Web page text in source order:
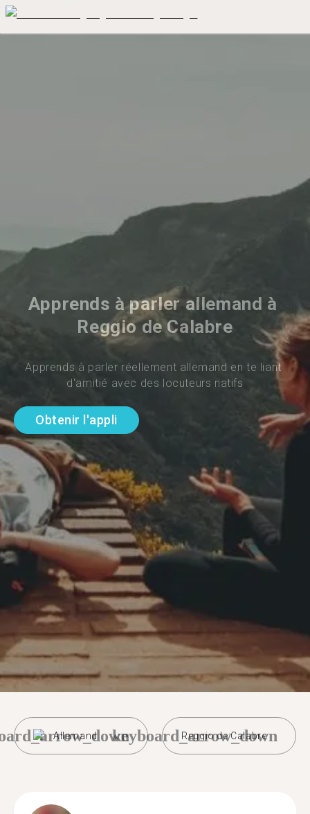
Apprends à parler allemand à
Reggio de Calabre
Apprends à parler réellement allemand en te liant
d'amitié avec des locuteurs natifs
Obtenir l'appli
Allemand Reggio de Calabre
keyboard_arrow_down